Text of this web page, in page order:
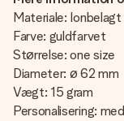
Materiale:
Farve: guldfarvet
Størrelse: one size
Diameter: ø 62 mm
Vægt: 15 gram
Personalisering: